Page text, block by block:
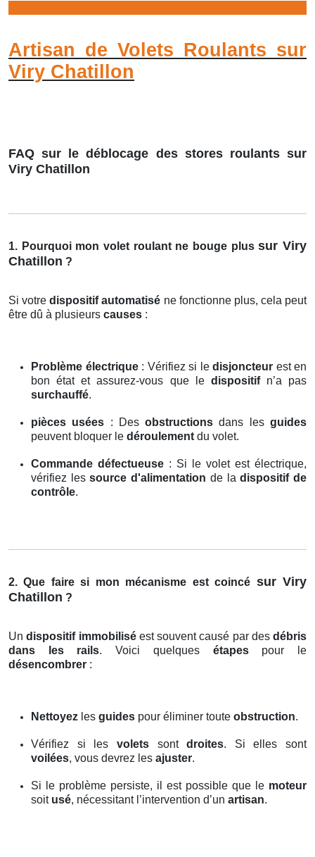
Artisan de Volets Roulants sur
Viry Chatillon
FAQ sur le déblocage des stores roulants sur
Viry Chatillon
1. Pourquoi mon volet roulant ne bouge plussur Viry
Chatillon ?
Si votredispositif automatisé ne fonctionne plus, cela peut
être dû à plusieurs causes :
Problème électrique: Vérifiez si le disjoncteur est en
bon état et assurez-vous que le dispositifn’a pas
surchauffé.
pièces usées : Desobstructions dans lesguides
peuvent bloquer le déroulement du volet.
Commande défectueuse : Si le volet est électrique,
vérifiez lessource d'alimentation de ladispositif de
contrôle.
2. Que faire si mon mécanisme est coincé sur Viry
Chatillon ?
Undispositif immobiliséest souvent causé par des débris
dans les rails. Voici quelques étapespour le
désencombrer :
Nettoyez les guides pour éliminer toute obstruction.
Vérifiez si les voletssontdroites. Si elles sont
voilées, vous devrez les ajuster.
Si le problème persiste, il est possible que le moteur
soit usé, nécessitant l’intervention d’un artisan.